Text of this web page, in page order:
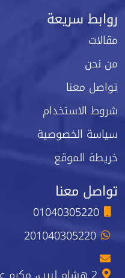
روابط سريعة
مقالات
من نحن
تواصل معنا
شروط الاستخدام
سياسة الخصوصية
خريطة الموقع
تواصل معنا
01040305220
201040305220